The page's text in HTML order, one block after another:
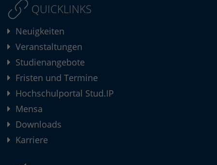
QUICKLINKS
Neuigkeiten
Veranstaltungen
Studienangebote
Fristen und Termine
Hochschulportal Stud.IP
Mensa
Downloads
Karriere